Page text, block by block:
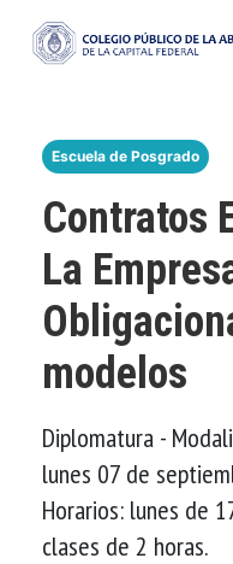
Escuela de Posgrado
Contratos
La
modelos
Diplomatura -
lunes 07 de
Horarios: lunes de
clases de 2 horas.